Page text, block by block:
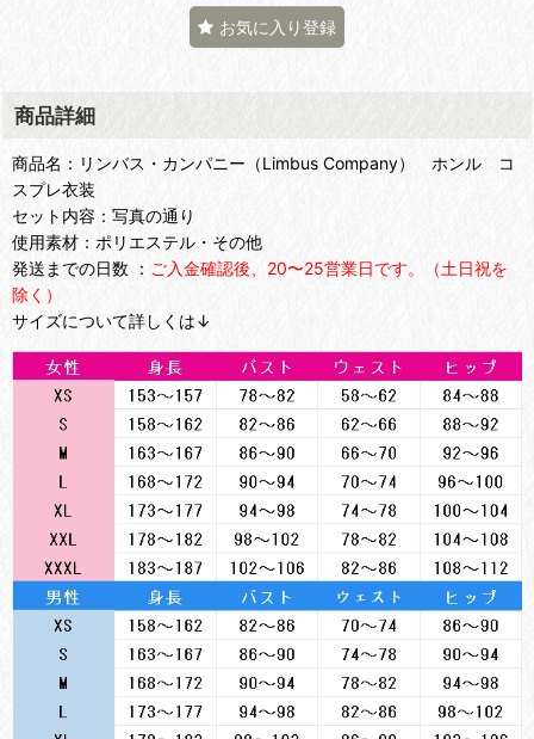
お気に入り登録
商品詳細
商品名：リンバス・カンパニー（Limbus Company） ホンル コ
スプレ衣装
セット内容：写真の通り
使用素材：ポリエステル・その他
発送までの日数 ： ご入金確認後、20〜25営業日です。（土日祝を
除く）
サイズについて詳しくは↓